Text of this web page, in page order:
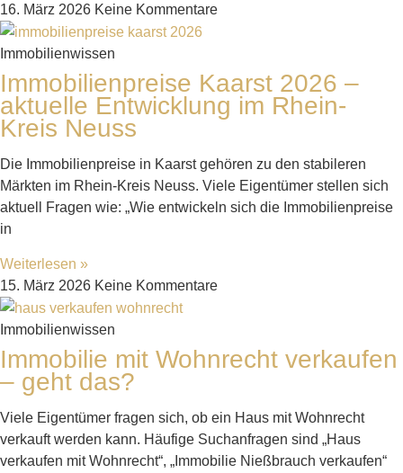
16. März 2026 Keine Kommentare
Immobilienwissen
Immobilienpreise Kaarst 2026 –
aktuelle Entwicklung im Rhein-
Kreis Neuss
Die Immobilienpreise in Kaarst gehören zu den stabileren
Märkten im Rhein-Kreis Neuss. Viele Eigentümer stellen sich
aktuell Fragen wie: „Wie entwickeln sich die Immobilienpreise
in
Weiterlesen »
15. März 2026 Keine Kommentare
Immobilienwissen
Immobilie mit Wohnrecht verkaufen
– geht das?
Viele Eigentümer fragen sich, ob ein Haus mit Wohnrecht
verkauft werden kann. Häufige Suchanfragen sind „Haus
verkaufen mit Wohnrecht“, „Immobilie Nießbrauch verkaufen“